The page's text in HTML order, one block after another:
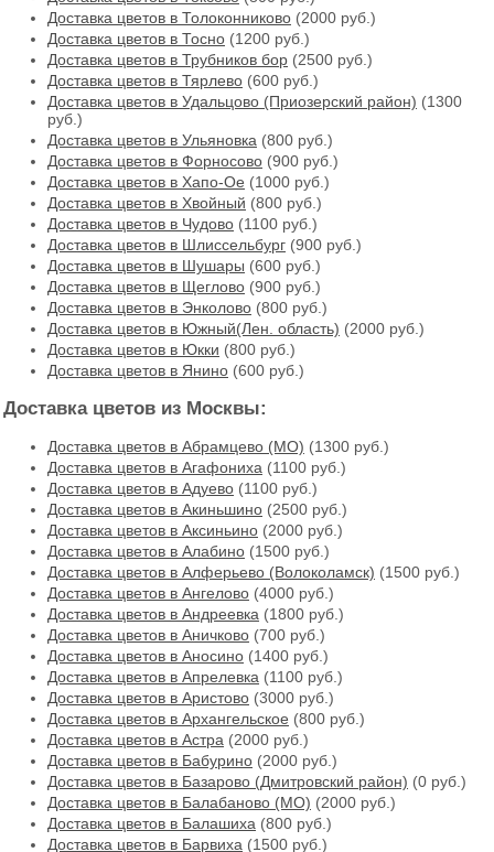
Доставка цветов в Толоконниково (2000 руб.)
Доставка цветов в Тосно (1200 руб.)
Доставка цветов в Трубников бор (2500 руб.)
Доставка цветов в Тярлево (600 руб.)
Доставка цветов в Удальцово (Приозерский район) (1300
руб.)
Доставка цветов в Ульяновка (800 руб.)
Доставка цветов в Форносово (900 руб.)
Доставка цветов в Хапо-Ое (1000 руб.)
Доставка цветов в Хвойный (800 руб.)
Доставка цветов в Чудово (1100 руб.)
Доставка цветов в Шлиссельбург (900 руб.)
Доставка цветов в Шушары (600 руб.)
Доставка цветов в Щеглово (900 руб.)
Доставка цветов в Энколово (800 руб.)
Доставка цветов в Южный(Лен. область) (2000 руб.)
Доставка цветов в Юкки (800 руб.)
Доставка цветов в Янино (600 руб.)
Доставка цветов из Москвы:
Доставка цветов в Абрамцево (МО) (1300 руб.)
Доставка цветов в Агафониха (1100 руб.)
Доставка цветов в Адуево (1100 руб.)
Доставка цветов в Акиньшино (2500 руб.)
Доставка цветов в Аксиньино (2000 руб.)
Доставка цветов в Алабино (1500 руб.)
Доставка цветов в Алферьево (Волоколамск) (1500 руб.)
Доставка цветов в Ангелово (4000 руб.)
Доставка цветов в Андреевка (1800 руб.)
Доставка цветов в Аничково (700 руб.)
Доставка цветов в Аносино (1400 руб.)
Доставка цветов в Апрелевка (1100 руб.)
Доставка цветов в Аристово (3000 руб.)
Доставка цветов в Архангельское (800 руб.)
Доставка цветов в Астра (2000 руб.)
Доставка цветов в Бабурино (2000 руб.)
Доставка цветов в Базарово (Дмитровский район) (0 руб.)
Доставка цветов в Балабаново (МО) (2000 руб.)
Доставка цветов в Балашиха (800 руб.)
Доставка цветов в Барвиха (1500 руб.)